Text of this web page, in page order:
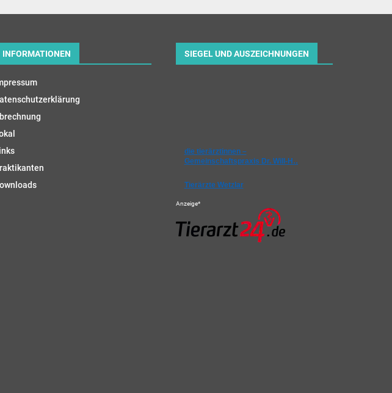
INFORMATIONEN SIEGEL UND AUSZEICHNUNGEN
die tierärztinnen –
Gemeinschaftspraxis Dr. Will-H…
Tierärzte Wetzlar
Anzeige*